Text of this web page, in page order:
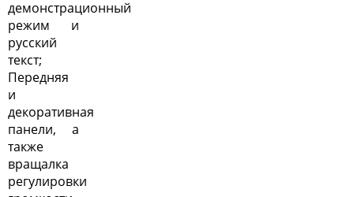
демонстрационный
режим и
русский
текст;
Передняя
и
декоративная
панели, а
также
вращалка
регулировки